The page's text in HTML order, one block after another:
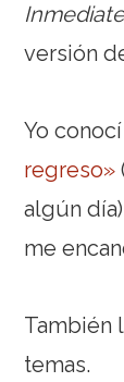
versión
Yo
regreso»
algún
me
También
temas.